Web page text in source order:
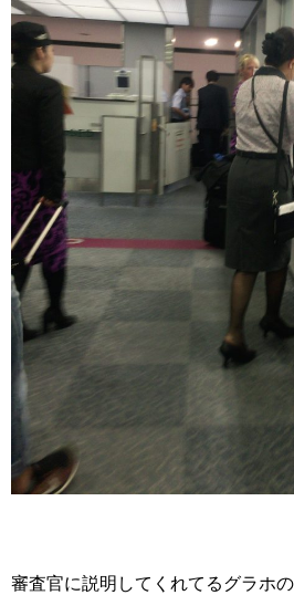
審査官に説明してくれてるグラホの